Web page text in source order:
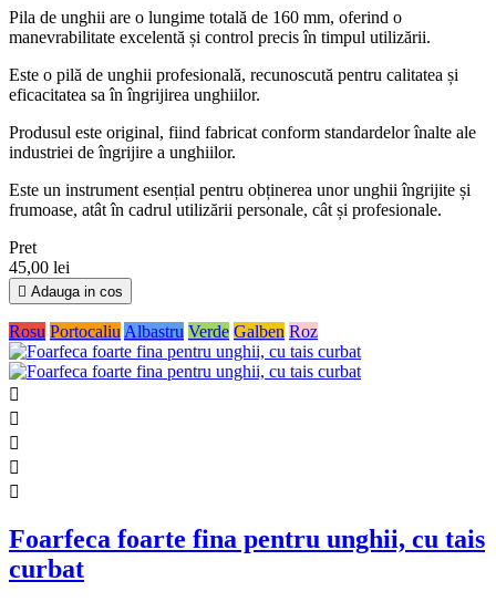
Pila de unghii are o lungime totală de 160 mm, oferind o
manevrabilitate excelentă și control precis în timpul utilizării.
Este o pilă de unghii profesională, recunoscută pentru calitatea și
eficacitatea sa în îngrijirea unghiilor.
Produsul este original, fiind fabricat conform standardelor înalte ale
industriei de îngrijire a unghiilor.
Este un instrument esențial pentru obținerea unor unghii îngrijite și
frumoase, atât în cadrul utilizării personale, cât și profesionale.
Pret
45,00 lei
 Adauga in cos
Rosu Portocaliu Albastru Verde Galben Roz





Foarfeca foarte fina pentru unghii, cu tais
curbat